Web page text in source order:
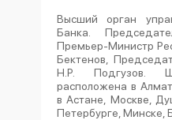
Высший орган
Банка.
Премьер-Министр
Бектенов,
Н.Р. Подгузов.
расположена в
в Астане, Москве,
Петербурге, Минске,